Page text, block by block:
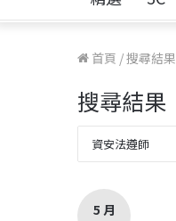
首頁 /搜尋結果
搜尋結果
5 月